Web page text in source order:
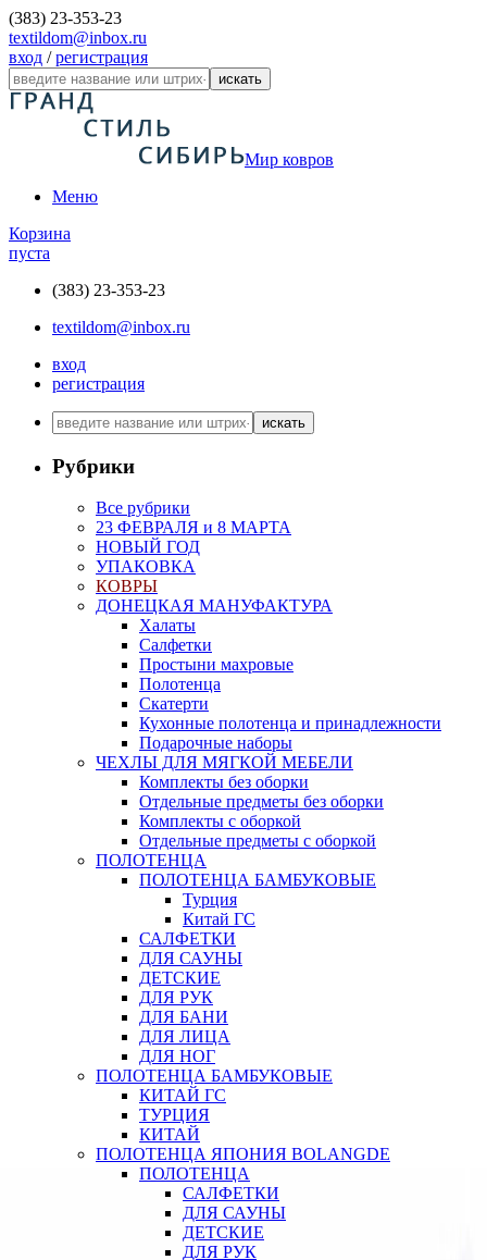
(383) 23-353-23
textildom@inbox.ru
вход /регистрация
искать
Мир ковров
Меню
Корзина
пуста
(383) 23-353-23
textildom@inbox.ru
вход
регистрация
искать
Рубрики
Все рубрики
23 ФЕВРАЛЯ и 8 МАРТА
НОВЫЙ ГОД
УПАКОВКА
КОВРЫ
ДОНЕЦКАЯ МАНУФАКТУРА
Халаты
Салфетки
Простыни махровые
Полотенца
Скатерти
Кухонные полотенца и принадлежности
Подарочные наборы
ЧЕХЛЫ ДЛЯ МЯГКОЙ МЕБЕЛИ
Комплекты без оборки
Отдельные предметы без оборки
Комплекты с оборкой
Отдельные предметы с оборкой
ПОЛОТЕНЦА
ПОЛОТЕНЦА БАМБУКОВЫЕ
Турция
Китай ГС
САЛФЕТКИ
ДЛЯ САУНЫ
ДЕТСКИЕ
ДЛЯ РУК
ДЛЯ БАНИ
ДЛЯ ЛИЦА
ДЛЯ НОГ
ПОЛОТЕНЦА БАМБУКОВЫЕ
КИТАЙ ГС
ТУРЦИЯ
КИТАЙ
ПОЛОТЕНЦА ЯПОНИЯ BOLANGDE
ПОЛОТЕНЦА
САЛФЕТКИ
ДЛЯ САУНЫ
ДЕТСКИЕ
ДЛЯ РУК